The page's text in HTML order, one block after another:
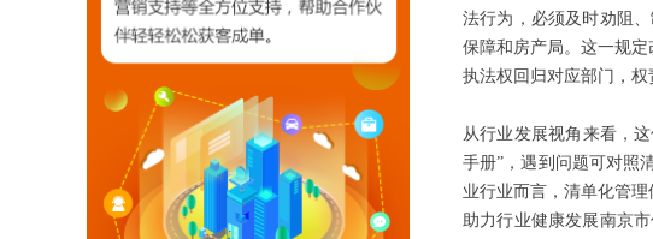
法行为，必须及时劝阻
保障和房产局。这一规
执法权回归对应部门，权
从行业发展视角来看，
手册”，遇到问题可对照
业行业而言，清单化管
助力行业健康发展南京
【相关文章推荐】